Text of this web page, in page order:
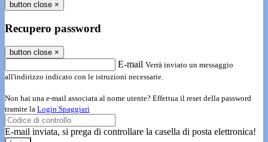
button close ×
Recupero password
button close ×
E-mail Verrà inviato un messaggio
all'indirizzo indicato con le istruzioni necessarie.
Non hai una e-mail associata al nome utente? Effettua il reset della password
tramite la Login Spaggiari
E-mail inviata, si prega di controllare la casella di posta elettronica!